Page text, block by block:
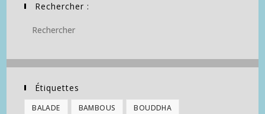
Rechercher :
Étiquettes
BALADE BAMBOUS BOUDDHA